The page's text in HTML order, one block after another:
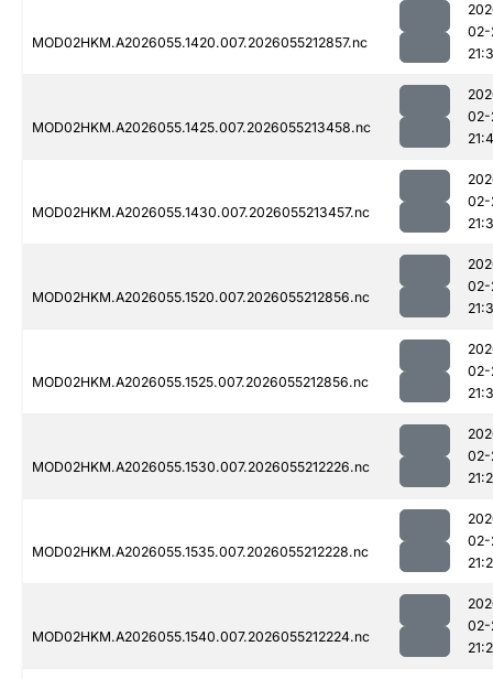
MOD02HKM.A2026055.1420.007.2026055212857.nc
02-
MOD02HKM.A2026055.1425.007.2026055213458.nc
02-
MOD02HKM.A2026055.1430.007.2026055213457.nc
02-
MOD02HKM.A2026055.1520.007.2026055212856.nc
02-
MOD02HKM.A2026055.1525.007.2026055212856.nc
02-
MOD02HKM.A2026055.1530.007.2026055212226.nc
02-
MOD02HKM.A2026055.1535.007.2026055212228.nc
02-
MOD02HKM.A2026055.1540.007.2026055212224.nc
02-